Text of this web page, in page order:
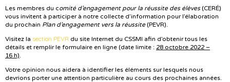
Les membres du comité d’engagement pour la réussite des élèves(CERÉ)
vous invitent à participer à notre collecte d’information pour l’élaboration
du prochain Plan d’engagement vers la réussite (PEVR).
Visitez la section PEVR du site Internet du CSSMI afin d’obtenir tous les
détails et remplir le formulaire en ligne (date limite : 28 octobre 2022 –
16 h).
Votre opinion nous aidera à identifier les éléments sur lesquels nous
devrions porter une attention particulière au cours des prochaines années.